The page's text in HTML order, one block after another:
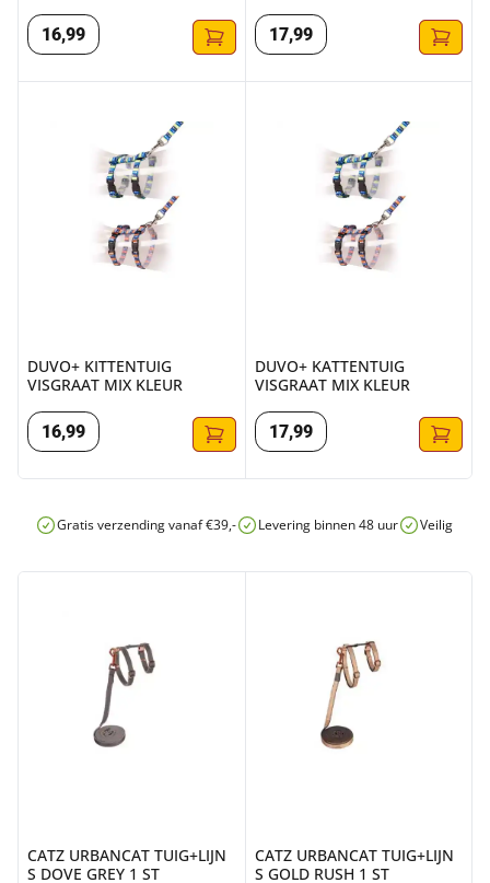
16,99 17,99
DUVO+ KITTENTUIG
VISGRAAT MIX KLEUR
16,99
DUVO+ KATTENTUIG
VISGRAAT MIX KLEUR
17,99
Gratis verzending vanaf €39,- Levering binnen 48 uur Veilig
CATZ URBANCAT TUIG+LIJN
S DOVE GREY 1 ST
CATZ URBANCAT TUIG+LIJN
S GOLD RUSH 1 ST